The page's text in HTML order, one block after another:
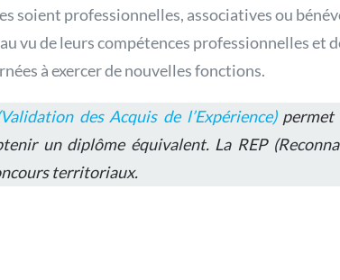
soient professionnelles, associatives ou
vu de leurs compétences professionnelles et
à exercer de nouvelles fonctions.
des Acquis de l’Expérience)permet
un diplôme équivalent. La REP
territoriaux.